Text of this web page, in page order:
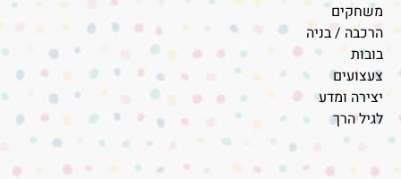
משחקים
הרכבה / בניה
בובות
צעצועים
יצירה ומדע
לגיל הרך